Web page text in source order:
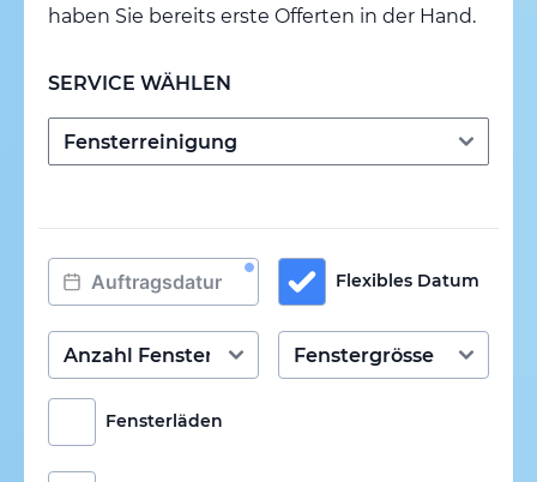
haben Sie bereits erste Offerten in der Hand.
SERVICE WÄHLEN
Flexibles Datum
Fensterläden